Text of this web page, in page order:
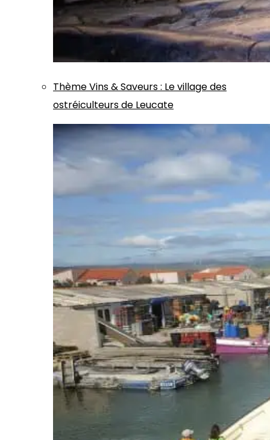
ThèmeVins & Saveurs: Le village des
ostréiculteurs de Leucate